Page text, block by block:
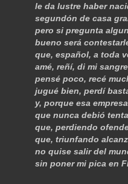
le da lustre haber
segundón de casa
pero si pregunta
bueno será
que, español, a toda
amé, reñí, di mi
pensé poco, recé
jugué bien, perdí
y, porque esa
que nunca debió
que, perdiendo
que, triunfando
no quise salir del
sin poner mi pica en